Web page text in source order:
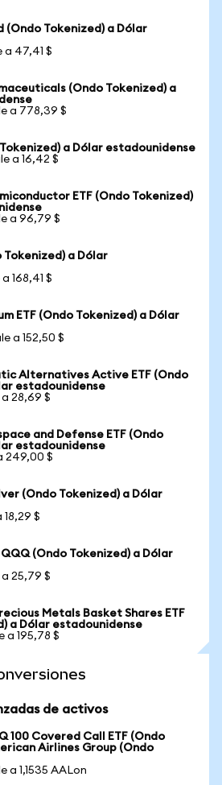
(Ondo Tokenized) a Dólar
a 47,41 $
(Ondo Tokenized) a
a 778,39 $
a Dólar estadounidense
a 16,42 $
ETF (Ondo Tokenized)
a 96,79 $
Tokenized) a Dólar
168,41 $
ETF (Ondo Tokenized) a Dólar
a 152,50 $
Alternatives Active ETF (Ondo
estadounidense
a 28,69 $
and Defense ETF (Ondo
estadounidense
249,00 $
(Ondo Tokenized) a Dólar
18,29 $
(Ondo Tokenized) a Dólar
a 25,79 $
Metals Basket Shares ETF
a Dólar estadounidense
a 195,78 $
de activos
100 Covered Call ETF (Ondo
Airlines Group (Ondo
a 1,1535 AALon